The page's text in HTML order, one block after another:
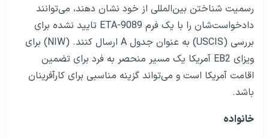
رسمیت شناختن بین‌المللی از خود نشان دهند، می‌توانند
دادخواست‌شان را با یک فرم ETA-9089 تایید نشده برای
بررسی (USCIS) به عنوان جدول A ارسال کنند. (NIW) برای
ویزای EB2 آمریکا یک مسیر منحصر به فرد برای تضمین
اقامت آمریکا است و می‌تواند گزینه مناسبی برای کارآفرینان
باشد.
خانواده